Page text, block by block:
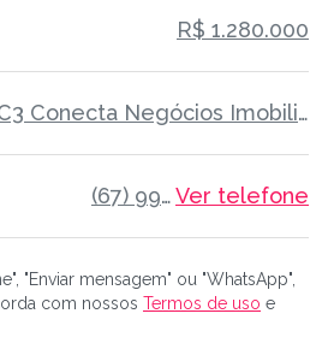
R$ 1.280.000
C3 Conecta Negócios Imobiliários
(67) 99659-7444Ver telefone
"Enviar mensagem" ou "WhatsApp",
com nossos Termos de uso e